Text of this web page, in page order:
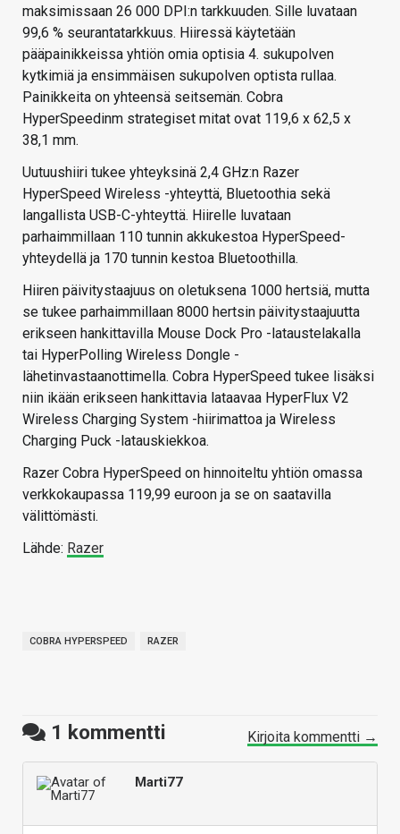
maksimissaan 26 000 DPI:n tarkkuuden. Sille luvataan
99,6 % seurantatarkkuus. Hiiressä käytetään
pääpainikkeissa yhtiön omia optisia 4. sukupolven
kytkimiä ja ensimmäisen sukupolven optista rullaa.
Painikkeita on yhteensä seitsemän. Cobra
HyperSpeedinm strategiset mitat ovat 119,6 x 62,5 x
38,1 mm.
Uutuushiiri tukee yhteyksinä 2,4 GHz:n Razer
HyperSpeed Wireless -yhteyttä, Bluetoothia sekä
langallista USB-C-yhteyttä. Hiirelle luvataan
parhaimmillaan 110 tunnin akkukestoa HyperSpeed-
yhteydellä ja 170 tunnin kestoa Bluetoothilla.
Hiiren päivitystaajuus on oletuksena 1000 hertsiä, mutta
se tukee parhaimmillaan 8000 hertsin päivitystaajuutta
erikseen hankittavilla Mouse Dock Pro -lataustelakalla
tai HyperPolling Wireless Dongle -
lähetinvastaanottimella. Cobra HyperSpeed tukee lisäksi
niin ikään erikseen hankittavia lataavaa HyperFlux V2
Wireless Charging System -hiirimattoa ja Wireless
Charging Puck -latauskiekkoa.
Razer Cobra HyperSpeed on hinnoiteltu yhtiön omassa
verkkokaupassa 119,99 euroon ja se on saatavilla
välittömästi.
Lähde: Razer
COBRA HYPERSPEED RAZER
1 kommentti Kirjoita kommentti →
Marti77